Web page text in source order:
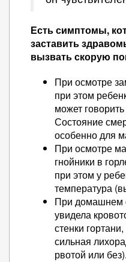
Есть симптомы,
заставить
вызвать скорую
При осмотре
при этом
может
Состояние
особенно для
При осмотре
гнойники в
при этом у
температура
При домашнем
увидела
стенки
сильная
рвотой или без).